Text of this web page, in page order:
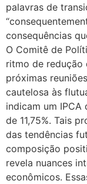
palavras de
consequências
O Comitê de
ritmo de redução
próximas
cautelosa às
indicam um IPCA
de 11,75%. Tais
das tendências
composição
revela nuances
econômicos.